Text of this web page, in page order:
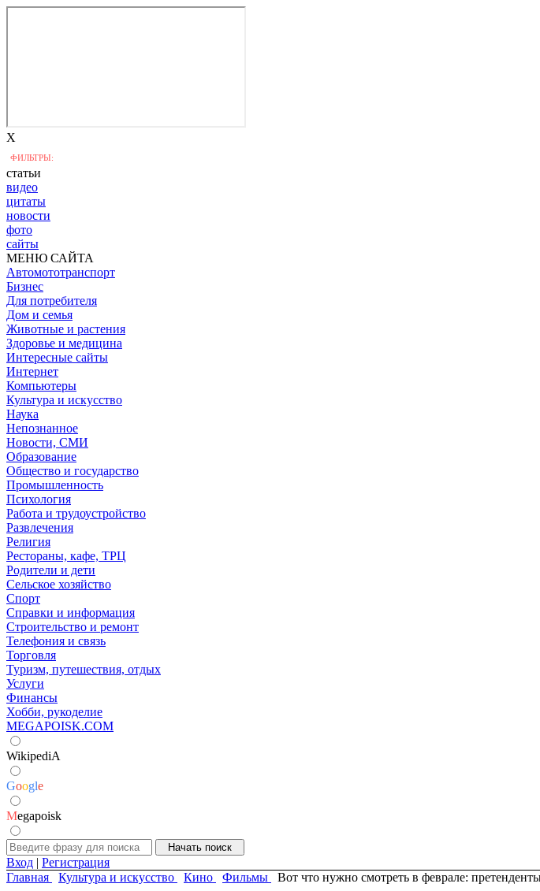
X
ФИЛЬТРЫ:
статьи
видео
цитаты
новости
фото
сайты
МЕНЮ САЙТА
Автомототранспорт
Бизнес
Для потребителя
Дом и семья
Животные и растения
Здоровье и медицина
Интересные сайты
Интернет
Компьютеры
Культура и искусство
Наука
Непознанное
Новости, СМИ
Образование
Общество и государство
Промышленность
Психология
Работа и трудоустройство
Развлечения
Религия
Рестораны, кафе, ТРЦ
Родители и дети
Сельское хозяйство
Спорт
Справки и информация
Строительство и ремонт
Телефония и связь
Торговля
Туризм, путешествия, отдых
Услуги
Финансы
Хобби, рукоделие
MEGAPOISK.COM
WikipediA
Google
Megapoisk
Вход | Регистрация
Главная
Культура и искусство Кино Фильмы
Вот что нужно смотреть в феврале: